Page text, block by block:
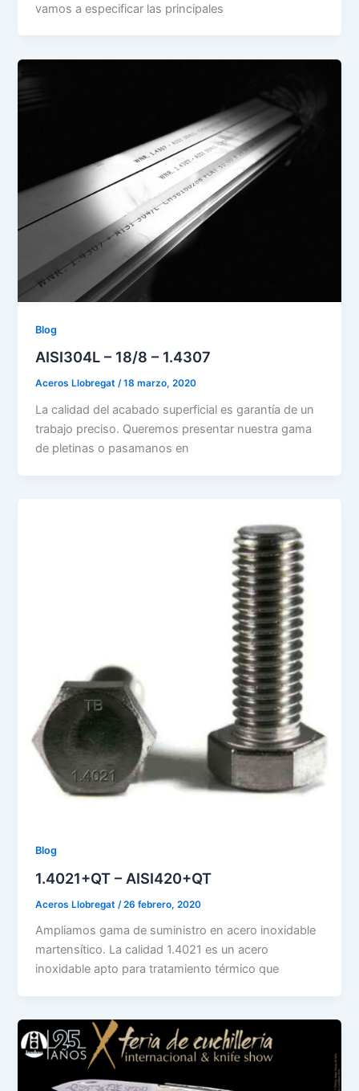
vamos a especificar las principales
Blog
AISI304L – 18/8 – 1.4307
Aceros Llobregat/18 marzo, 2020
La calidad del acabado superficial es garantía de un
trabajo preciso. Queremos presentar nuestra gama
de pletinas o pasamanos en
Blog
1.4021+QT – AISI420+QT
Aceros Llobregat /26 febrero, 2020
Ampliamos gama de suministro en acero inoxidable
martensítico. La calidad 1.4021 es un acero
inoxidable apto para tratamiento térmico que